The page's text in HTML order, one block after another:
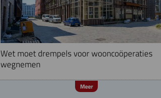
Wet moet drempels voor wooncoöperaties
wegnemen
Meer